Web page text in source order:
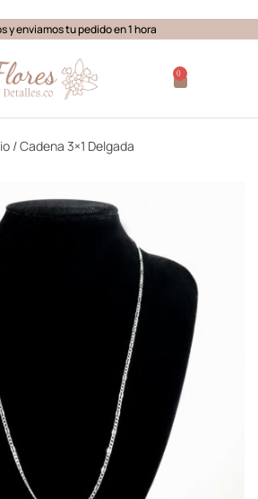
y enviamos tu pedido en 1 hora
0
/ Cadena 3×1 Delgada